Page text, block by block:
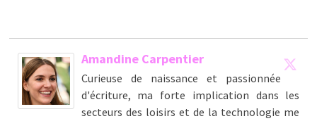
Amandine Carpentier
Curieuse de naissance et passionnée
d'écriture, ma forte implication dans les
secteurs des loisirs et de la technologie me